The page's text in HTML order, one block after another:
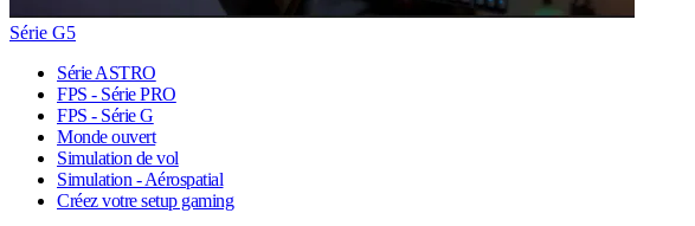
Série G5
Série ASTRO
FPS - Série PRO
FPS - Série G
Monde ouvert
Simulation de vol
Simulation - Aérospatial
Créez votre setup gaming